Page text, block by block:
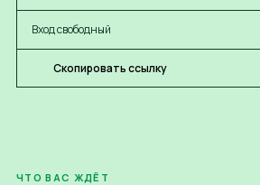
ЧТО ВАС ЖДЁТ
Вход свободный
Скопировать ссылку